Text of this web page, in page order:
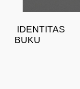
IDENTITAS
BUKU